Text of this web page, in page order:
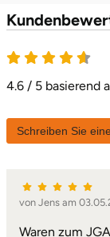
4.6 / 5 basierend
Schreiben Sie
von Jens am
Waren zum
Lüneburg
Magdeburg
Mainz
Mannheim